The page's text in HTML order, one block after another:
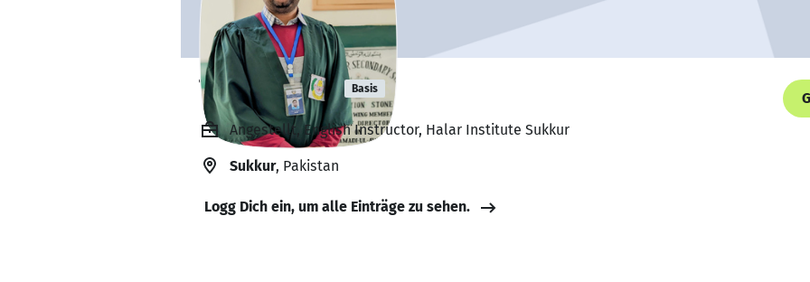
Talha Bhatti Basis
Angestellt, English Instructor, Halar Institute Sukkur
Sukkur, Pakistan
Logg Dich ein, um alle Einträge zu sehen.